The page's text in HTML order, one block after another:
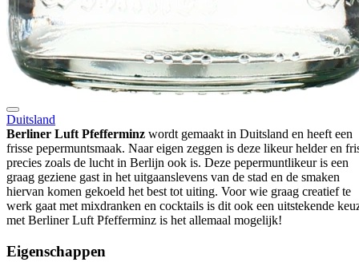
Duitsland
Berliner Luft Pfefferminz wordt gemaakt in Duitsland en heeft een
frisse pepermuntsmaak. Naar eigen zeggen is deze likeur helder en
precies zoals de lucht in Berlijn ook is. Deze pepermuntlikeur is een
graag geziene gast in het uitgaanslevens van de stad en de smaken
hiervan komen gekoeld het best tot uiting. Voor wie graag creatief te
werk gaat met mixdranken en cocktails is dit ook een uitstekende
met Berliner Luft Pfefferminz is het allemaal mogelijk!
Eigenschappen